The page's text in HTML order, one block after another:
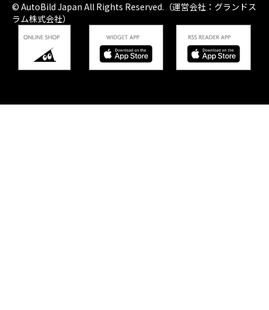
© AutoBild Japan All Rights Reserved.（運営会社：グランドス
ラム株式会社）